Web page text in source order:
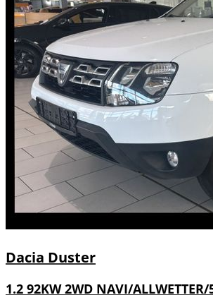
Dacia Duster
1.2 92KW 2WD NAVI/ALLWETTER/